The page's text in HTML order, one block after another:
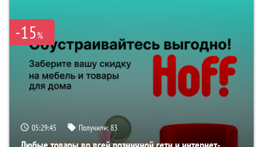
-15%
05:29:44 Получили:83